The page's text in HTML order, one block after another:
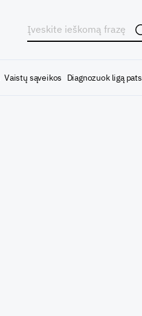
Vaistų sąveikos Diagnozuok ligą pats